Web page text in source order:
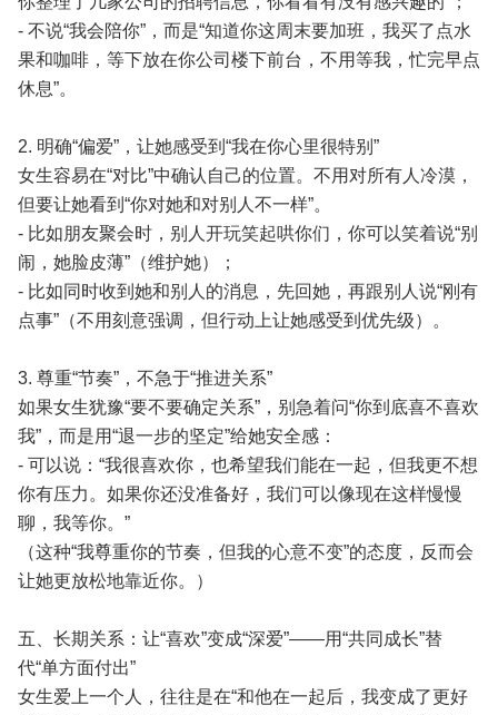
- 不说“我会陪你”，而是“知道你这周末要加班，我买了点水
果和咖啡，等下放在你公司楼下前台，不用等我，忙完早点
休息”。
2. 明确“偏爱”，让她感受到“我在你心里很特别”
女生容易在“对比”中确认自己的位置。不用对所有人冷漠，
但要让她看到“你对她和对别人不一样”。
- 比如朋友聚会时，别人开玩笑起哄你们，你可以笑着说“别
闹，她脸皮薄”（维护她）；
- 比如同时收到她和别人的消息，先回她，再跟别人说“刚有
点事”（不用刻意强调，但行动上让她感受到优先级）。
3. 尊重“节奏”，不急于“推进关系”
如果女生犹豫“要不要确定关系”，别急着问“你到底喜不喜欢
我”，而是用“退一步的坚定”给她安全感：
- 可以说：“我很喜欢你，也希望我们能在一起，但我更不想
你有压力。如果你还没准备好，我们可以像现在这样慢慢
聊，我等你。”
（这种“我尊重你的节奏，但我的心意不变”的态度，反而会
让她更放松地靠近你。）
五、长期关系：让“喜欢”变成“深爱”——用“共同成长”替
代“单方面付出”
女生爱上一个人，往往是在“和他在一起后，我变成了更好